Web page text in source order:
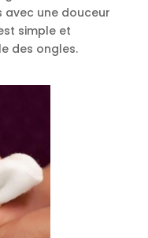
avec une douceur
simple et
des ongles.